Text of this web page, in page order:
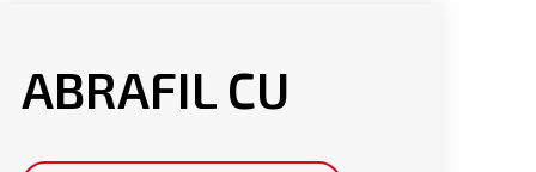
ABRAFIL CU